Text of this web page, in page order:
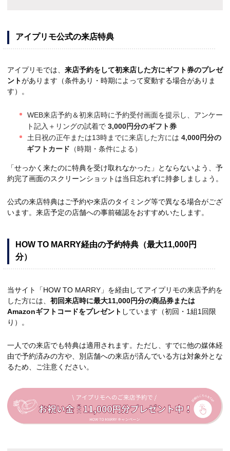
アイプリモ公式の来店特典
アイプリモでは、 来店予約をして初来店した方にギフト券のプレゼ
ントがあります（条件あり・時期によって変動する場合がありま
す）。
WEB来店予約＆初来店時に予約受付画面を提示し、アンケー
ト記入＋リングの試着で 3,000円分のギフト券
土日祝の正午または13時までに来店した方には 4,000円分の
ギフトカード （時期・条件による）
「せっかく来たのに特典を受け取れなかった」とならないよう、予
約完了画面のスクリーンショットは当日忘れずに持参しましょう。
公式の来店特典はご予約や来店のタイミング等で異なる場合がござ
います。来店予定の店舗への事前確認をおすすめいたします。
HOW TO MARRY経由の予約特典（最大11,000円
分）
当サイト「HOW TO MARRY」を経由してアイプリモの来店予約を
した方には、 初回来店時に最大11,000円分の商品券または
Amazonギフトコードをプレゼント しています（初回・1組1回限
り）。
一人での来店でも特典は適用されます。ただし、すでに他の媒体経
由で予約済みの方や、別店舗への来店が済んでいる方は対象外とな
るため、ご注意ください。